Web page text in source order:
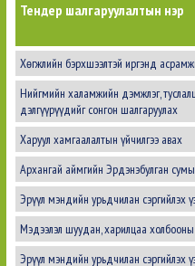
Тендер шалгаруулалтын нэр
Хөгжлийн бэрхшээлтэй иргэнд
Нийгмийн халамжийн дэмжлэг,
дэлгүүрүүдийг сонгон шалгаруулах
Харуул хамгаалалтын үйчилгээ авах
Архангай аймгийн Эрдэнэбулган
Эрүүл мэндийн урьдчилан сэргийлэх
Мэдээлэл шуудан, харилцаа холбооны
Эрүүл мэндийн урьдчилан сэргийлэх